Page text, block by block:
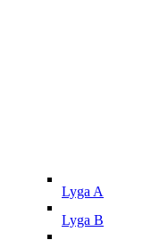
Lyga A
Lyga B